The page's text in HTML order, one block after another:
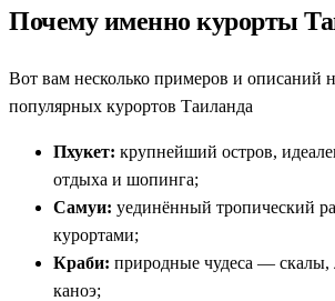
на рассвете, а через пару дней загорали
пляже Пхукета? Или исследовали
настоящее приключение.
Почему именно курорты
Вот вам несколько примеров и описаний
популярных курортов Таиланда
Пхукет: крупнейший остров,
отдыха и шопинга;
Самуи: уединённый тропический
курортами;
Краби: природные чудеса —
каноэ;